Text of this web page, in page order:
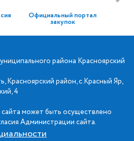
Официальный портал
закупок
района Красноярский
Красноярский район, с.Красный Яр,
4
может быть осуществлено
Администрации сайта.